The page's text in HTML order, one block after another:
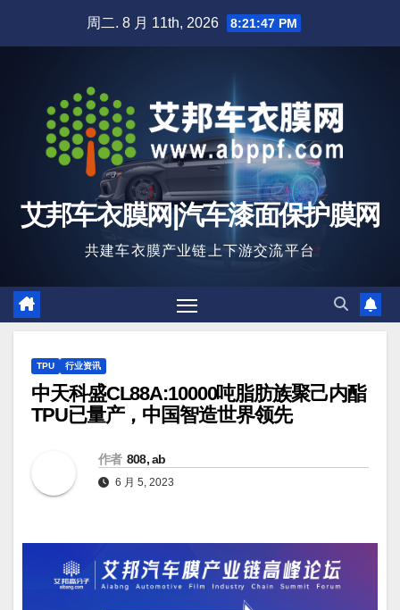
周二. 8 月 11th, 2026 8:21:48 PM
艾邦车衣膜网|汽车漆面保护膜网
共建车衣膜产业链上下游交流平台
TPU 行业资讯
中天科盛CL88A:10000吨脂肪族聚己内酯
TPU已量产，中国智造世界领先
作者 808, ab
6 月 5, 2023